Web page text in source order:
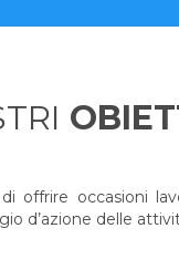
offrire occasioni
d’azione delle